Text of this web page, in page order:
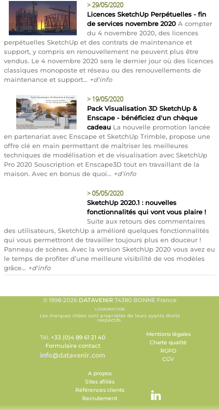
>29/05/2020
Licences SketchUp Perpétuelles - fin
de services novembre 2020 A compter
du 4 novembre 2020, des licences
perpétuelles SketchUp et des contrats de maintenance et
support, y compris en renouvellement ne peuvent plus être
vendus. Le 4 novembre 2020 sera le dernier jour où des licences
classiques monoposte et réseau ou des renouvellements de
maintenance et support... +d'info
> 19/05/2020
Pack Visualisation 3D SketchUp &
Enscape - bénéficiez d'un chèque
cadeau La nouvelle promotion lancée
en partenariat avec Enscape et SketchUp Trimble, propose une
offre clé en main permettant de maîtriser les meilleures
techniques de modélisation et de visualisation avec SketchUp
Pro 2020 Souscription et Enscape3D tout en travaillant de la
maison. Avec en bonus de quoi... +d'info
>05/05/2020
SketchUp 2020.1 : nouvelles
fonctionnalités qui vont vous plaire !
Suite aux retours des commentaires
des utilisateurs, SketchUp a amélioré quelques fonctionnalités
qui vous permettront de travailler toujours plus en douceur !
Panneau de scènes. Avec la version SketchUp 2020 vous avez eu
le temps de profiter d’une meilleure visibilité de vos modèles
grâce... +d'info
© 1998-2026 DATAVENIR74380 BONNE France
V.20260810.1058
Les marques citées sont propriétés de leurs ayants droits
respectifs.
Tél. +33 (0)4 89 61 21 40
Formulaire contact
Mentions légales
Charte qualité
RGPD
CGV
A propos
Sites afiliés
Références clients
Recrutement